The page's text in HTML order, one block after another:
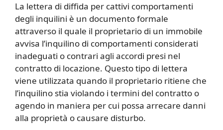
La lettera di diffida per cattivi comportamenti
degli inquilini è un documento formale
attraverso il quale il proprietario di un immobile
avvisa l’inquilino di comportamenti considerati
inadeguati o contrari agli accordi presi nel
contratto di locazione. Questo tipo di lettera
viene utilizzata quando il proprietario ritiene che
l’inquilino stia violando i termini del contratto o
agendo in maniera per cui possa arrecare danni
alla proprietà o causare disturbo.